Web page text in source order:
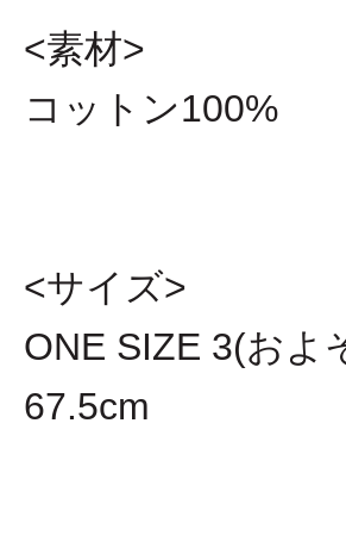
<素材>
コットン100%
<サイズ>
ONE SIZE 3(およ
67.5cm